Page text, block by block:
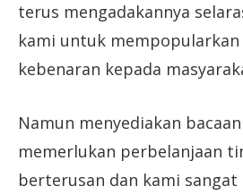
terus mengadakannya
kami untuk
kebenaran kepada
Namun menyediakan
memerlukan perbelanjaan
berterusan dan kami sangat